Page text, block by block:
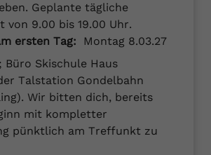
Geplante tägliche
von 9.00 bis 19.00 Uhr.
ersten Tag:
Montag 8.03.27
Büro Skischule Haus
Talstation Gondelbahn
Wir bitten dich, bereits
mit kompletter
pünktlich am Treffunkt zu